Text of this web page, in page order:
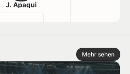
J. Apagui
Mehr sehen